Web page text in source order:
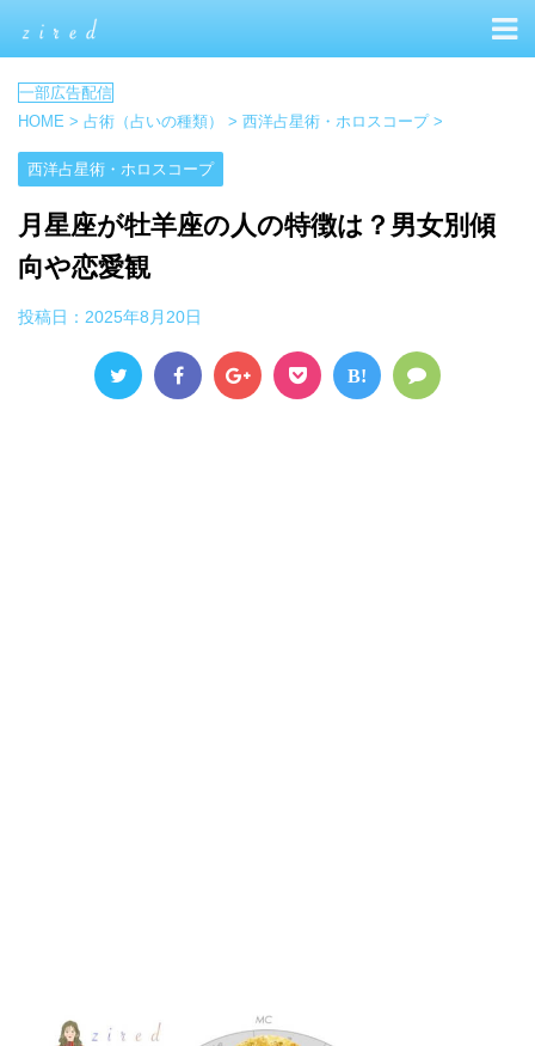
HOME > 占術（占いの種類） > 西洋占星術・ホロスコープ >
西洋占星術・ホロスコープ
月星座が牡羊座の人の特徴は？男女別傾
向や恋愛観
投稿日： 2025年8月20日
B!